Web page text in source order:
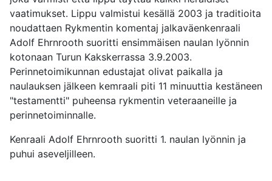
vaatimukset. Lippu valmistui kesällä 2003 ja traditioita
noudattaen Rykmentin komentaj jalkaväenkenraali
Adolf Ehrnrooth suoritti ensimmäisen naulan lyönnin
kotonaan Turun Kakskerrassa 3.9.2003.
Perinnetoimikunnan edustajat olivat paikalla ja
naulauksen jälkeen kemraali piti 11 minuuttia kestäneen
"testamentti" puheensa rykmentin veteraaneille ja
perinnetoiminnalle.
Kenraali Adolf Ehrnrooth suoritti 1. naulan lyönnin ja
puhui aseveljilleen.